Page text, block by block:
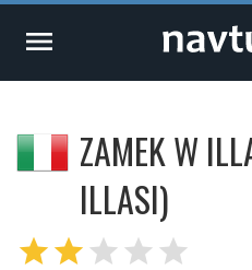
menu
ZAMEK W
ILLASI)
starstar star star star